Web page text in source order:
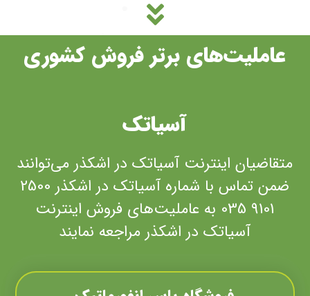
عاملیت‌های برتر فروش کشوری
آسیاتک
متقاضیان اینترنت آسیاتک در اشکذر می‌توانند
ضمن تماس با شماره آسیاتک در اشکذر 2500
9101 035 به عاملیت‌های فروش اینترنت
آسیاتک در اشکذر مراجعه نمایند